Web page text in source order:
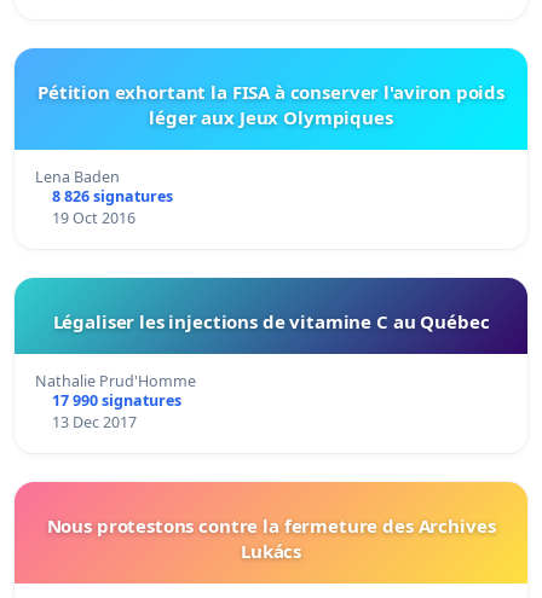
Pétition exhortant la FISA à conserver l'aviron poids
léger aux Jeux Olympiques
Lena Baden
8 826 signatures
19 Oct 2016
Légaliser les injections de vitamine C au Québec
Nathalie Prud'Homme
17 990 signatures
13 Dec 2017
Nous protestons contre la fermeture des Archives
Lukács